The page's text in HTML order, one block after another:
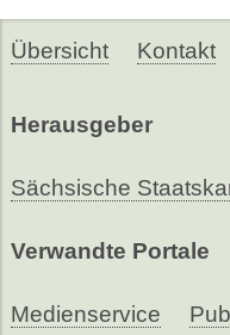
Übersicht Kontakt
Herausgeber
Sächsische
Verwandte Portale
Medienservice